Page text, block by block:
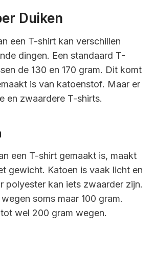
Duiken
een T-shirt kan verschillen
dingen. Een standaard T-
de 130 en 170 gram. Dit komt
is van katoenstof. Maar er
en zwaardere T-shirts.
een T-shirt gemaakt is, maakt
gewicht. Katoen is vaak licht en
polyester kan iets zwaarder zijn.
soms maar 100 gram.
wel 200 gram wegen.